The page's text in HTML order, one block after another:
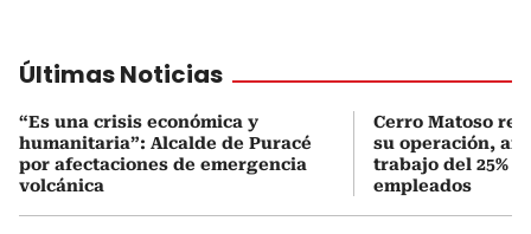
Últimas Noticias
“Es una crisis económica y
humanitaria”: Alcalde de Puracé
por afectaciones de emergencia
volcánica
Cerro Matoso
su operación,
trabajo del 25%
empleados